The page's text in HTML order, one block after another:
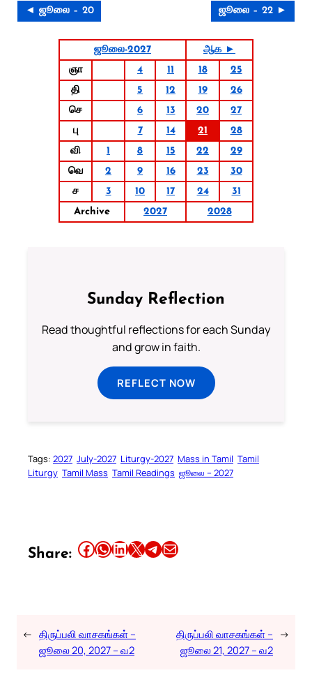
◄ ஜூலை – 20 ஜூலை – 22 ►
ஜூலை-2027
ஆக ►
ஞா
4 11 18
25
தி
5 12 19
26
செ
6 13 20
27
பு
7 14 21
28
வி
1 8 15 22
29
வெ
2 9 16 23
30
ச
3 10 17 24
31
Archive
2027 2028
Sunday Reflection
Read thoughtful reflections for each Sunday
and grow in faith.
REFLECT NOW
Tags: 2027 July-2027 Liturgy-2027 Mass in Tamil Tamil
Liturgy Tamil Mass Tamil Readings ஜூலை – 2027
Share: Share this article on Facebook Share this article on WhatsApp Share this article on LinkedIn Share this article on X Share this article on TelegramEmail this Article
← திருப்பலி வாசகங்கள் –
ஜூலை 20, 2027 – வ2
திருப்பலி வாசகங்கள் –
ஜூலை 21, 2027 – வ2
→